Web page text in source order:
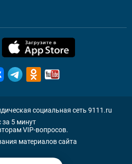
социальная сеть 9111.ru
за 5 минут
VIP-вопросов.
материалов сайта